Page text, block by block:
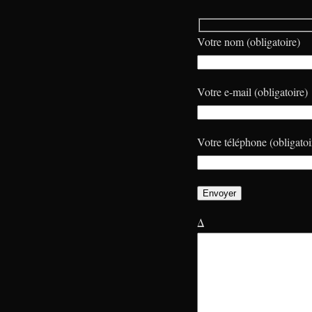
Votre nom (obligatoire)
Votre e-mail (obligatoire)
Votre téléphone
Δ